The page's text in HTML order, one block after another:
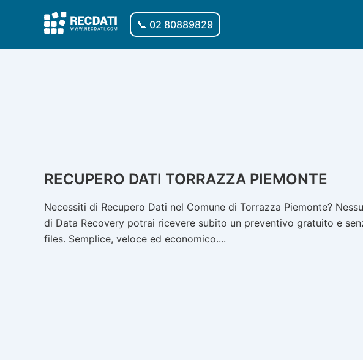
📞 02 80889829
RECUPERO DATI TORRAZZA PIEMONTE
Necessiti di Recupero Dati nel Comune di Torrazza Piemonte?
di Data Recovery potrai ricevere subito un preventivo gratuito e
files. Semplice, veloce ed economico....